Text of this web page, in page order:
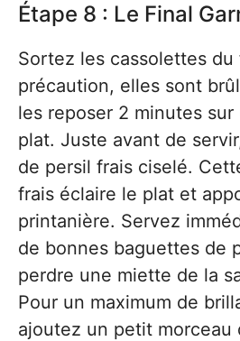
Étape 8 : Le Final
Sortez les cassolettes du
précaution, elles sont
les reposer 2 minutes
plat. Juste avant de
de persil frais ciselé.
frais éclaire le plat et
printanière. Servez
de bonnes baguettes de
perdre une miette de la
Pour un maximum de
ajoutez un petit morceau